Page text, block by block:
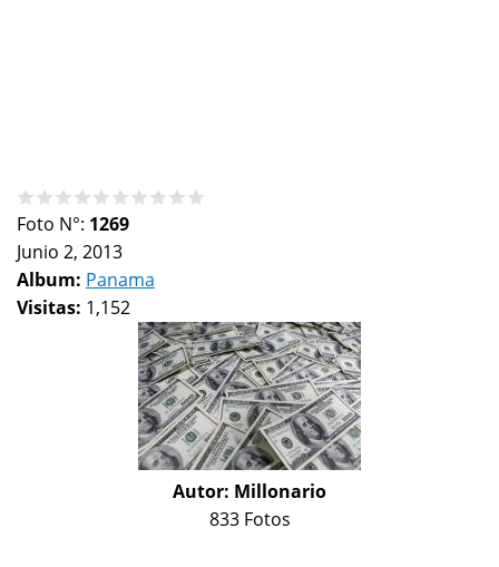
Foto N°: 1269
Junio 2, 2013
Album: Panama
Visitas: 1,152
Autor: Millonario
833 Fotos